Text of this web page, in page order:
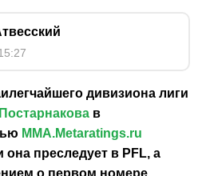
дивизиона лиги
в
MMA.Metaratings.ru
она преследует в PFL, а
о первом номере